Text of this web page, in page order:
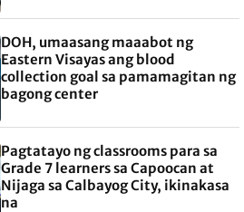
DOH, umaasang maaabot ng
Eastern Visayas ang blood
collection goal sa pamamagitan ng
bagong center
Pagtatayo ng classrooms para sa
Grade 7 learners sa Capoocan at
Nijaga sa Calbayog City, ikinakasa
na